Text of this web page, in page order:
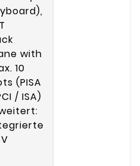
with
10
(PISA
/ ISA)